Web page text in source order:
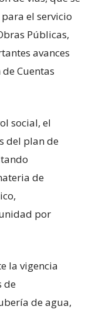
el servicio
Públicas,
avances
Cuentas
social, el
del plan de
de
por
la vigencia
de
de agua,